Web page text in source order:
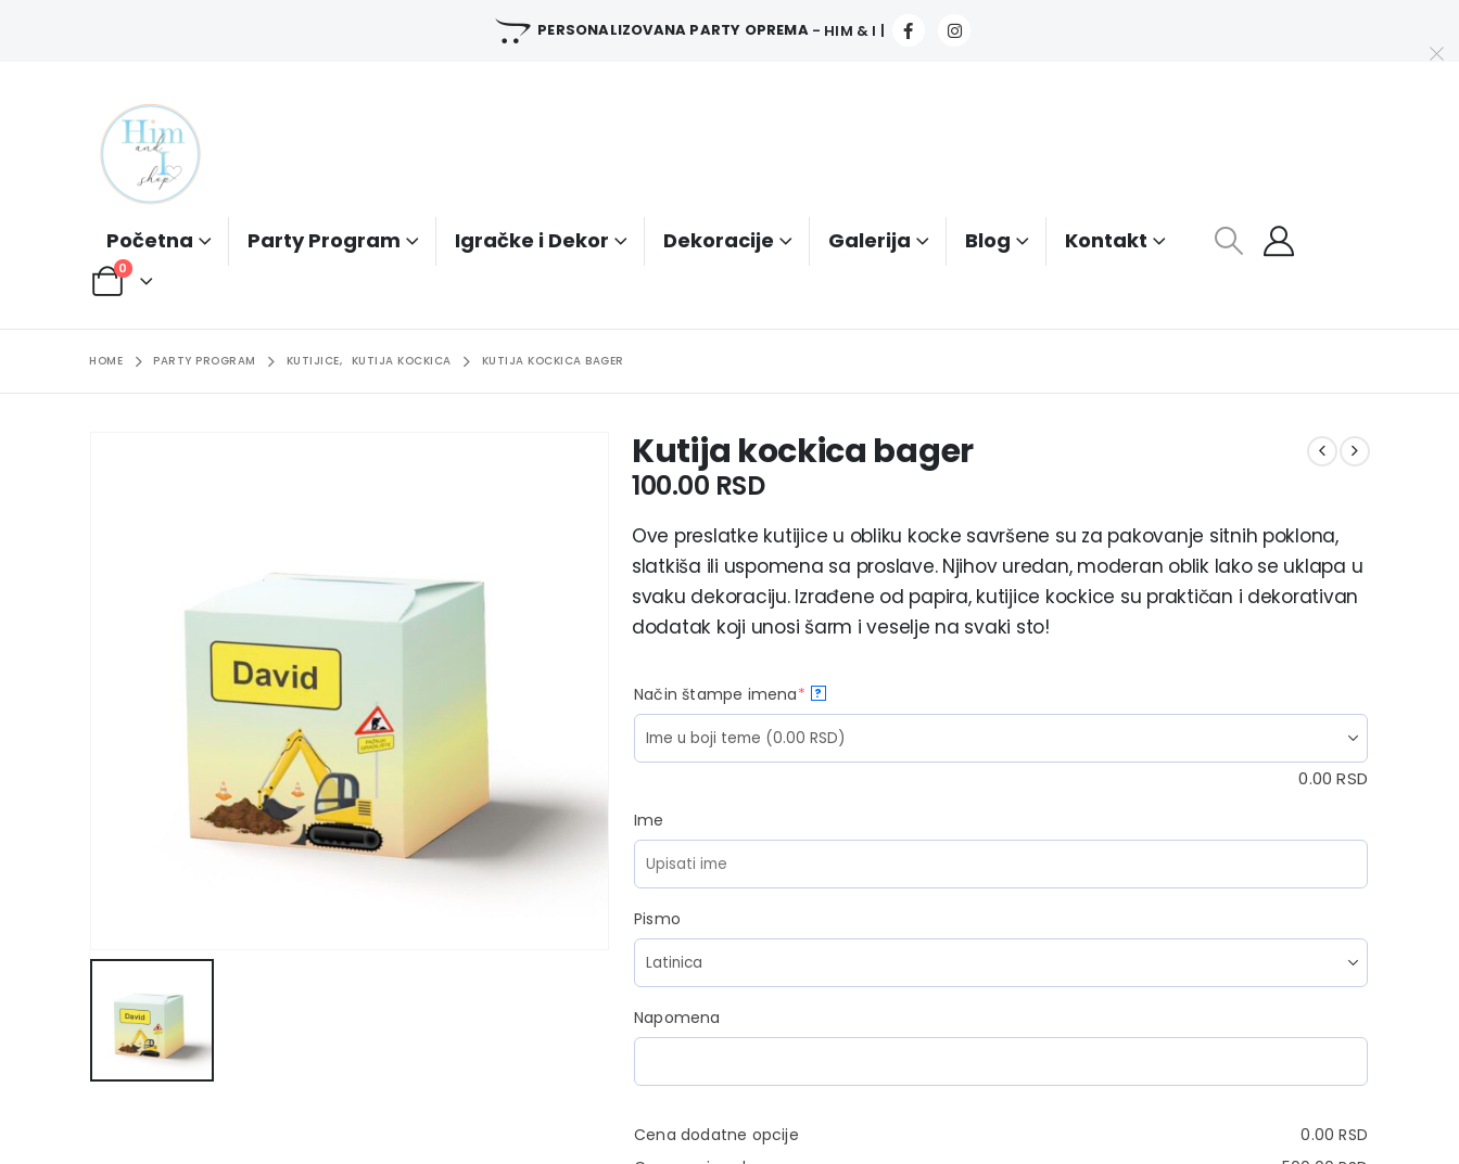
PERSONALIZOVANA PARTY OPREMA - HIM & I |
Početna Party Program Igračke i Dekor Dekoracije Galerija Blog Kontakt
0
HOME PARTY PROGRAM KUTIJICE, KUTIJA KOCKICA KUTIJA KOCKICA BAGER
Kutija kockica bager
100.00 RSD
Ove preslatke kutijice u obliku kocke savršene su za pakovanje sitnih poklona,
slatkiša ili uspomena sa proslave. Njihov uredan, moderan oblik lako se uklapa u
svaku dekoraciju. Izrađene od papira, kutijice kockice su praktičan i dekorativan
dodatak koji unosi šarm i veselje na svaki sto!
Način štampe imena* ?
0.00RSD
Ime
Pismo
Napomena
Cena dodatne opcije 0.00RSD